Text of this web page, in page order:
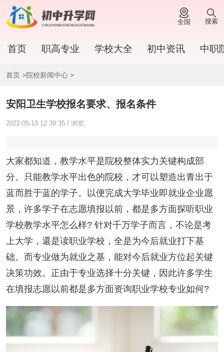
全国 搜索
首页 职高专业 学校大全 初中资讯 中职
首页 >院校新闻中心>
安阳卫生学校报名要求、报名条件
2022-05-13 12:39:35 / 浏览:
大家都知道，教学水平是院校整体实力关键构成部
分。只能教学水平出色的院校，才可以塑造出青出于
蓝而胜于蓝的学子。以便完成大学毕业即就业企业愿
景，许多学子在志愿填报以前，都是多方面探听职业
学校教学水平怎么样? 针对千万学子而言，不论是考
上大学，還是读职业学校，全是为今后就业打下基
础。而专业做为就业之基，能对今后就业方位起关键
决策功效。正由于专业选择十分关键，因此许多学生
在填报志愿以前都是多方面资询职业学校专业如何?